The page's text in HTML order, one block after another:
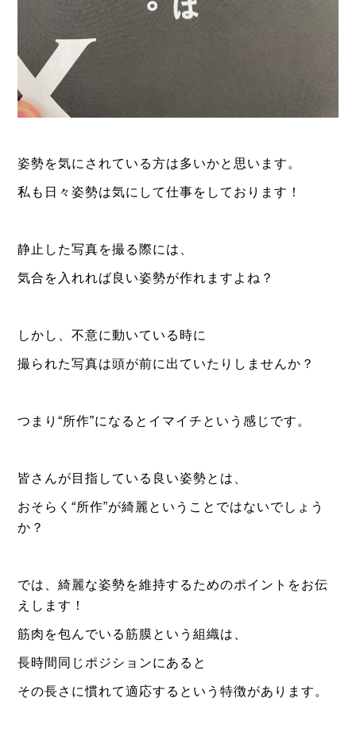
姿勢を気にされている方は多いかと思います。
私も日々姿勢は気にして仕事をしております！
静止した写真を撮る際には、
気合を入れれば良い姿勢が作れますよね？
しかし、不意に動いている時に
撮られた写真は頭が前に出ていたりしませんか？
つまり“所作”になるとイマイチという感じです。
皆さんが目指している良い姿勢とは、
おそらく“所作”が綺麗ということではないでしょう
か？
では、綺麗な姿勢を維持するためのポイントをお伝
えします！
筋肉を包んでいる筋膜という組織は、
長時間同じポジションにあると
その長さに慣れて適応するという特徴があります。